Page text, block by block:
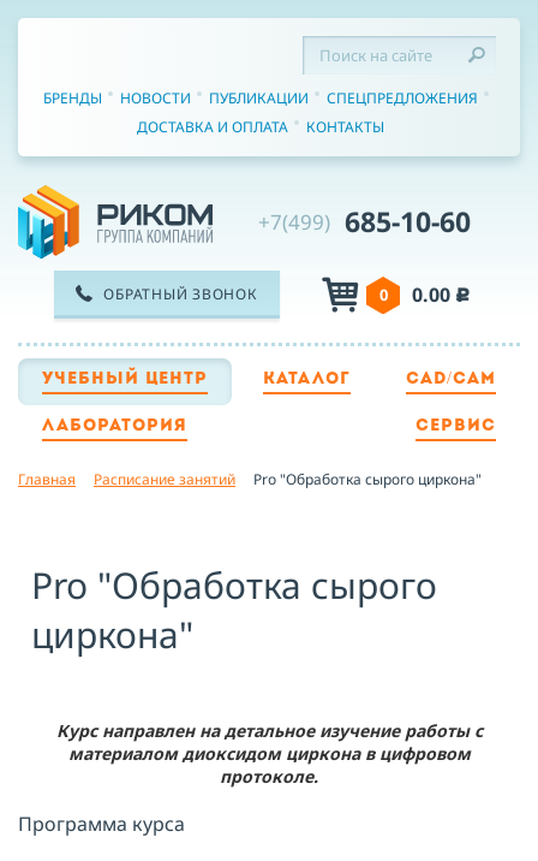
БРЕНДЫ НОВОСТИ ПУБЛИКАЦИИ
СПЕЦПРЕДЛОЖЕНИЯ
ДОСТАВКА И ОПЛАТА
КОНТАКТЫ
+7(499) 685-10-60
ОБРАТНЫЙ ЗВОНОК 0 0.00 c
Я принимаю условия публичной
оферты, подтверждаю
ознакомление с
УЧЕБНЫЙ ЦЕНТР КАТАЛОГ CAD/CAM
ЛАБОРАТОРИЯ СЕРВИС
Главная Расписание занятий Pro "Обработка сырого циркона"
Pro "Обработка сырого
циркона"
Курс направлен на детальное изучение работы с
материалом диоксидом циркона в цифровом
протоколе.
Программа курса